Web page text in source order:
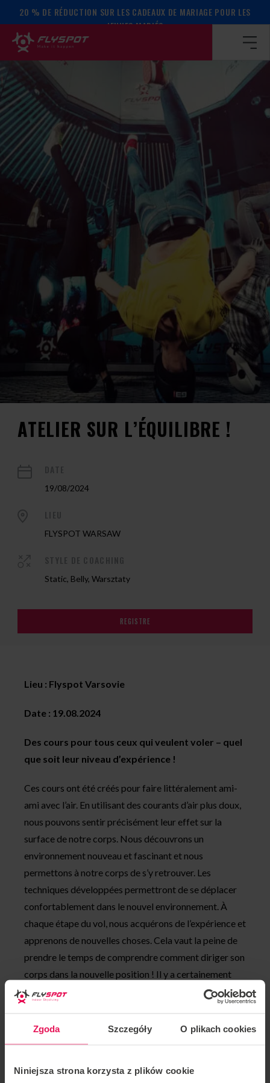
Zgoda Szczegóły O plikach cookies
Niniejsza strona korzysta z plików cookie
20 % DE RÉDUCTION SUR LES CADEAUX DE MARIAGE POUR LES
JEUNES MARIÉS
Page d’accueil / Calendrier des événements / ATELIER SUR
ATELIER SUR L’ÉQUILIBRE !
19/08/2024
FLYSPOT WARSAW
Static, Belly, Warsztaty
REGISTRE
Lieu : Flyspot Varsovie
Date : 19.08.2024
Des cours pour tous ceux qui veulent voler – quel
que soit leur niveau d’expérience !
Ces cours ont été créés pour faire littéralement ami-
ami avec l’air. En utilisant des courants d’air plus doux,
nous pouvons sentir précisément leur effet sur la
surface de notre corps. Nous découvrons un
environnement nouveau et fascinant et nous
permettons à notre corps de s’y retrouver. Les
techniques développées permettront de se déplacer
confortablement dans le nouvel environnement. À
chaque étape du vol, nous acquérons de l’expérience et
apprenons de nouvelles choses. Cela vaut la peine de
prendre le temps de comprendre comment diriger son
corps dans la nouvelle position ! Il y a certainement
quelque chose d’intéressant pour tout le monde dans
ces activités.
Pendant l’atelier, il y a trois participants et un
voler plus pour moins cher !